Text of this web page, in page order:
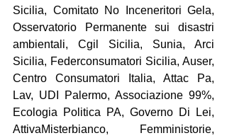
Sicilia, Comitato No Inceneritori Gela,
Osservatorio Permanente sui disastri
ambientali, Cgil Sicilia, Sunia, Arci
Sicilia, Federconsumatori Sicilia, Auser,
Centro Consumatori Italia, Attac Pa,
Lav, UDI Palermo, Associazione 99%,
Ecologia Politica PA, Governo Di Lei,
AttivaMisterbianco, Femministorie,